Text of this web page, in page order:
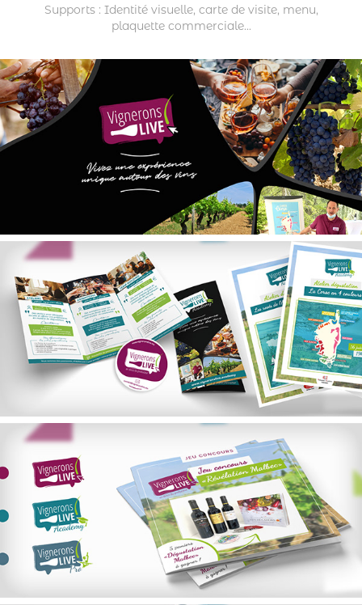
Supports : Identité visuelle, carte de visite, menu,
plaquette commerciale...